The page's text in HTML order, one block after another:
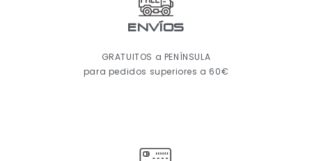
ENVÍOS
GRATUITOS a PENÍNSULA
para pedidos superiores a 60€